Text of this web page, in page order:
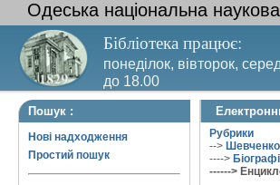
Одеська національна наукова
Бібліотека працює:
понеділок, вівторок,
до 18.00
Вихідний день –
Пошук :
Нові надходження
Простий пошук
Рубрики
-->
---->
------>